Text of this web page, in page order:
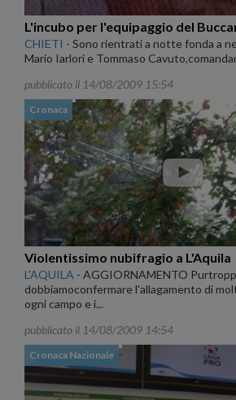
L'incubo per l'equipaggio del
CHIETI - Sono rientrati a notte fonda a
Mario Iarlori e Tommaso
pubblicato il 14/08/2009 15:54
Cronaca
Violentissimo nubifragio a L'Aquila
L'AQUILA - AGGIORNAMENTO
dobbiamoconfermare l'allagamento di
ogni campo e i...
pubblicato il 14/08/2009 14:54
Cronaca Nazionale